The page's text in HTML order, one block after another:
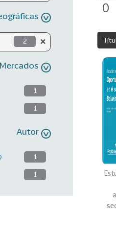
2
Mercados
1
1
Autor
1
1
0